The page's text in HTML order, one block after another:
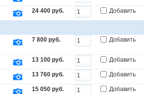
24 400 руб. Добавить
7 800 руб. Добавить
13 100 руб. Добавить
13 760 руб. Добавить
15 050 руб. Добавить